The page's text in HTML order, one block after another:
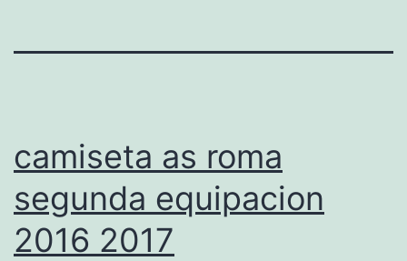
camiseta as roma
segunda equipacion
2016 2017